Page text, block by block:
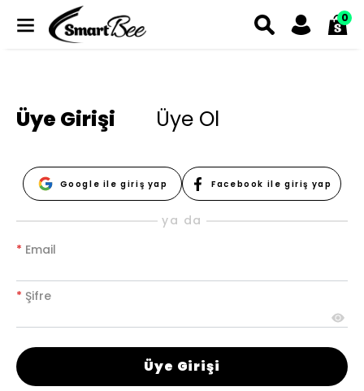
0
Üye Girişi Üye Ol
Google ile giriş yap Facebook ile giriş yap
ya da
* Email
* Şifre
Üye Girişi